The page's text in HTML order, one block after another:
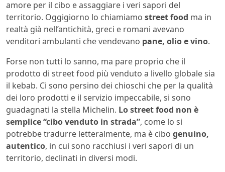
amore per il cibo e assaggiare i veri sapori del
territorio. Oggigiorno lo chiamiamo street food ma in
realtà già nell’antichità, greci e romani avevano
venditori ambulanti che vendevano pane, olio e vino.
Forse non tutti lo sanno, ma pare proprio che il
prodotto di street food più venduto a livello globale sia
il kebab. Ci sono persino dei chioschi che per la qualità
dei loro prodotti e il servizio impeccabile, si sono
guadagnati la stella Michelin. Lo street food non è
semplice “cibo venduto in strada”, come lo si
potrebbe tradurre letteralmente, ma è cibo genuino,
autentico, in cui sono racchiusi i veri sapori di un
territorio, declinati in diversi modi.